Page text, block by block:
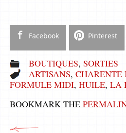
Facebook Pinterest
BOUTIQUES, SORTIES
ARTISANS,
FORMULE MIDI, HUILE, LA
BOOKMARK THE